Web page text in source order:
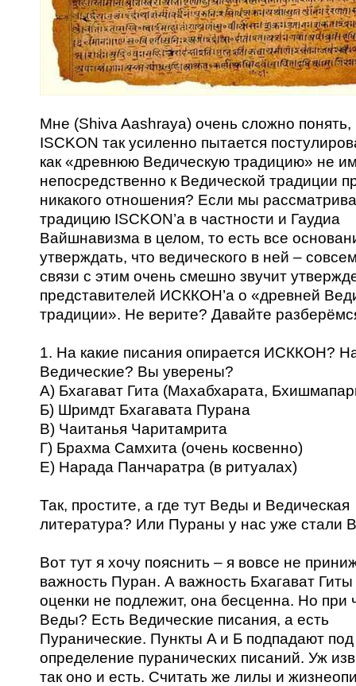
Мне (Shiva Aashraya) очень сложно понять,
ISCKON так усиленно пытается
как «древнюю Ведическую традицию» не
непосредственно к Ведической традиции
никакого отношения? Если мы
традицию ISCKON’а в частности и Гаудиа
Вайшнавизма в целом, то есть все
утверждать, что ведического в ней –
связи с этим очень смешно звучит
представителей ИСККОН’а о «древней
традиции». Не верите? Давайте
1. На какие писания опирается ИСККОН?
Ведические? Вы уверены?
А) Бхагават Гита (Махабхарата,
Б) Шримдт Бхагавата Пурана
В) Чаитанья Чаритамрита
Г) Брахма Самхита (очень косвенно)
Е) Нарада Панчаратра (в ритуалах)
Так, простите, а где тут Веды и Ведическая
литература? Или Пураны у нас уже стали
Вот тут я хочу пояснить – я вовсе не
важность Пуран. А важность Бхагават
оценки не подлежит, она бесценна. Но при
Веды? Есть Ведические писания, а есть
Пуранические. Пункты A и Б подпадают под
определение пуранических писаний. Уж
так оно и есть. Считать же лилы и